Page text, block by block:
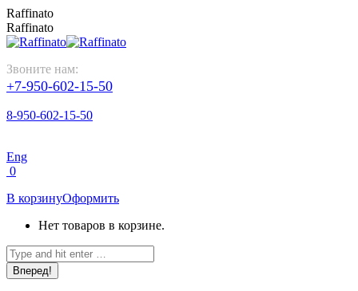
Перейти
к
содержанию
Raffinato
Raffinato
Звоните нам:
+7-950-602-15-50
8-950-602-15-50
Eng
0
В корзинуОформить
Нет товаров в корзине.
Поиск: